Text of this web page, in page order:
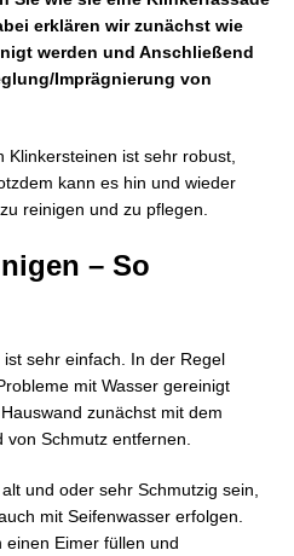
erklären wir zunächst wie
werden und Anschließend
Imprägnierung von
ist sehr robust,
kann es hin und wieder
reinigen und zu pflegen.
– So
sehr einfach. In der Regel
mit Wasser gereinigt
zunächst mit dem
Schmutz entfernen.
und oder sehr Schmutzig sein,
mit Seifenwasser erfolgen.
einen Eimer füllen und